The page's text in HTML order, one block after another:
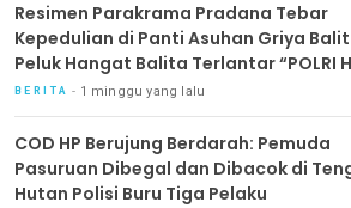
Resimen Parakrama Pradana Tebar
Kepedulian di Panti Asuhan Griya
Peluk Hangat Balita Terlantar “POLRI
Dengan Hati”
BERITA 1 minggu yang lalu
COD HP Berujung Berdarah: Pemuda
Pasuruan Dibegal dan Dibacok di
Hutan Polisi Buru Tiga Pelaku